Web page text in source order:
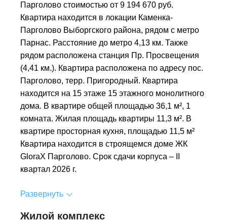
Парголово стоимостью от 9 194 670 руб.
Квартира находится в локации Каменка-
Парголово Выборгского района, рядом с метро
Парнас. Расстояние до метро 4,13 км. Также
рядом расположена станция Пр. Просвещения
(4,41 км.). Квартира расположена по адресу пос.
Парголово, терр. Пригородный. Квартира
находится на 15 этаже 15 этажного монолитного
дома. В квартире общей площадью 36,1 м², 1
комната. Жилая площадь квартиры 11,3 м². В
квартире просторная кухня, площадью 11,5 м²
Квартира находится в строящемся доме ЖК
GloraX Парголово. Срок сдачи корпуса – II
квартал 2026 г.
Развернуть
Жилой комплекс